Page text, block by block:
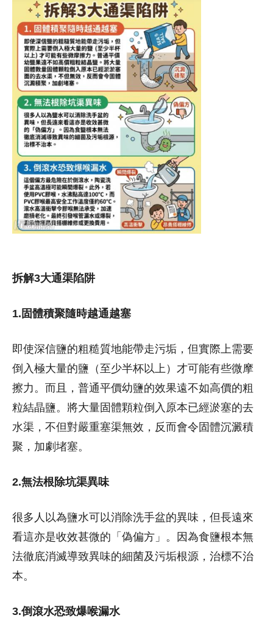
拆解3大通渠陷阱
1.固體積聚隨時越通越塞
即使深信鹽的粗糙質地能帶走污垢，但實際上需要
倒入極大量的鹽（至少半杯以上）才可能有些微摩
擦力。而且，普通平價幼鹽的效果遠不如高價的粗
粒結晶鹽。將大量固體顆粒倒入原本已經淤塞的去
水渠，不但對嚴重塞渠無效，反而會令固體沉澱積
聚，加劇堵塞。
2.無法根除坑渠異味
很多人以為鹽水可以消除洗手盆的異味，但長遠來
看這亦是收效甚微的「偽偏方」。因為食鹽根本無
法徹底消滅導致異味的細菌及污垢根源，治標不治
本。
3.倒滾水恐致爆喉漏水